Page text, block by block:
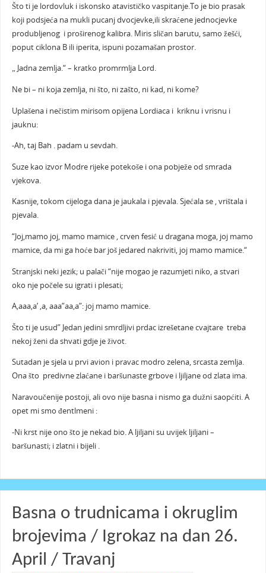
Što ti je lordovluk i iskonsko atavističko vaspitanje.To je bio prasak
koji podsjeća na mukli pucanj dvocjevke,ili skraćene jednocjevke
produbljenog i proširenog kalibra. Miris sličan barutu, samo žešći,
poput ciklona B ili iperita, ispuni pozamašan prostor.
„ Jadna zemlja.“ – kratko promrmlja Lord.
Ne bi – ni koja zemlja, ni što, ni zašto, ni kad, ni kome?
Uplašena i nečistim mirisom opijena Lordiaca i kriknu i vrisnu i
jauknu:
-Ah, taj Bah . padam u sevdah.
Suze kao izvor Modre rijeke potekoše i ona pobježe od smrada
vjekova.
Kasnije, tokom cijeloga dana je jaukala i pjevala. Sjećala se , vrištala i
pjevala.
“Joj,mamo joj, mamo mamice , crven fesić u dragana moga, joj mamo
mamice, da mi ga hoće bar još jedared nakriviti, joj mamo mamice.“
Stranjski neki jezik; u palači “nije mogao je razumjeti niko, a stvari
oko nje počele su igrati i plesati;
A,aaa,a’ ,a, aaa”aa,a”: joj mamo mamice.
Što ti je usud” Jedan jedini smrdljivi prdac izrešetane cvajtare treba
nekoj ženi da shvati gdje je život.
Sutadan je sjela u prvi avion i pravac modro zelena, srcasta zemlja.
Ona što predivne zlaćane i baršunaste grbove i ljiljane od zlata ima.
Naravoučenije postoji, ali ovo nije basna i nismo ga dužni saopćiti. A
opet mi smo đentlmeni :
-Ni krst nije ono što je nekad bio. A ljiljani su uvijek ljiljani –
baršunasti; i zlatni i bijeli .
Basna o trudnicama i okruglim
brojevima / Igrokaz na dan 26.
April / Travanj